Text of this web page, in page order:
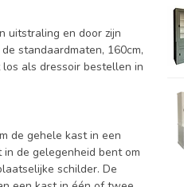
uitstraling en door zijn
standaardmaten, 160cm,
los als dressoir bestellen in
de gehele kast in een
de gelegenheid bent om
schilder. De